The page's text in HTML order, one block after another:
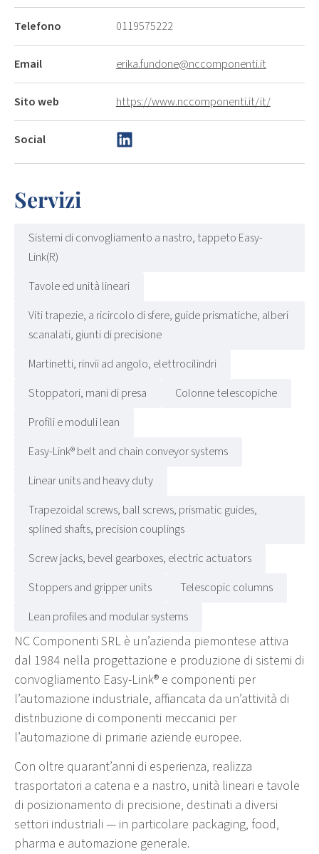
Telefono 0119575222
Email erika.fundone@nccomponenti.it
Sito web https://www.nccomponenti.it/it/
Social
Servizi
Sistemi di convogliamento a nastro, tappeto Easy-
Link(R)
Tavole ed unità lineari
Viti trapezie, a ricircolo di sfere, guide prismatiche, alberi
scanalati, giunti di precisione
Martinetti, rinvii ad angolo, elettrocilindri
Stoppatori, mani di presa
Colonne telescopiche
Profili e moduli lean
Easy-Link® belt and chain conveyor systems
Linear units and heavy duty
Trapezoidal screws, ball screws, prismatic guides,
splined shafts, precision couplings
Screw jacks, bevel gearboxes, electric actuators
Stoppers and gripper units
Telescopic columns
Lean profiles and modular systems
NC Componenti SRL è un’azienda piemontese attiva
dal 1984 nella progettazione e produzione di sistemi di
convogliamento Easy-Link® e componenti per
l’automazione industriale, affiancata da un’attività di
distribuzione di componenti meccanici per
l’automazione di primarie aziende europee.
Con oltre quarant’anni di esperienza, realizza
trasportatori a catena e a nastro, unità lineari e tavole
di posizionamento di precisione, destinati a diversi
settori industriali — in particolare packaging, food,
pharma e automazione generale.